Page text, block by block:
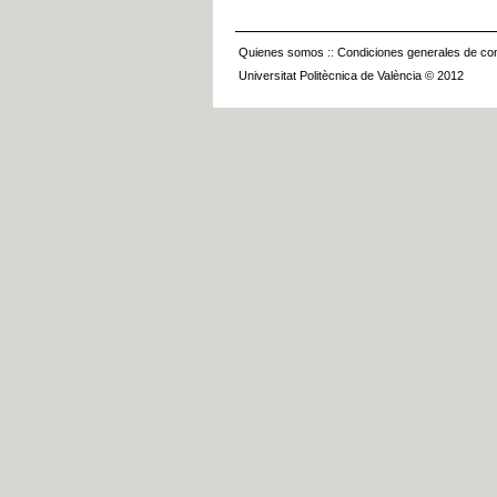
Quienes somos :: Condiciones generales de
Universitat Politècnica de València © 2012